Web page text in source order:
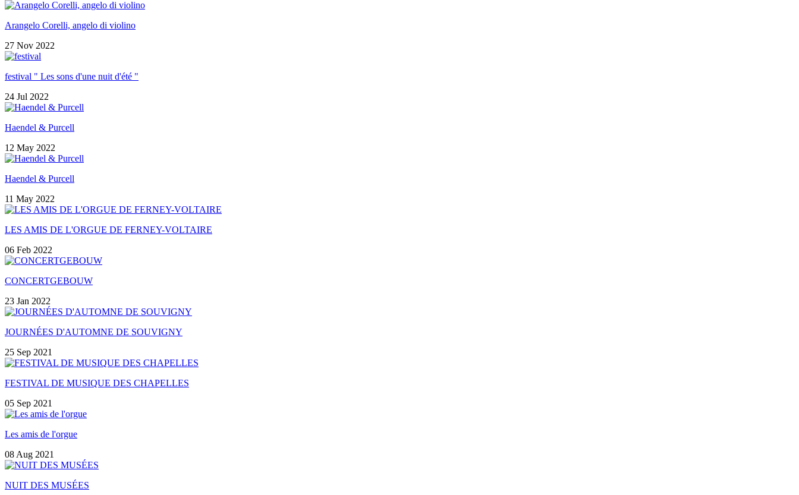
Arangelo Corelli, angelo di violino
27 Nov 2022
festival " Les sons d'une nuit d'été "
24 Jul 2022
Haendel & Purcell
12 May 2022
Haendel & Purcell
11 May 2022
LES AMIS DE L'ORGUE DE FERNEY-VOLTAIRE
06 Feb 2022
CONCERTGEBOUW
23 Jan 2022
JOURNÉES D'AUTOMNE DE SOUVIGNY
25 Sep 2021
FESTIVAL DE MUSIQUE DES CHAPELLES
05 Sep 2021
Les amis de l'orgue
08 Aug 2021
NUIT DES MUSÉES